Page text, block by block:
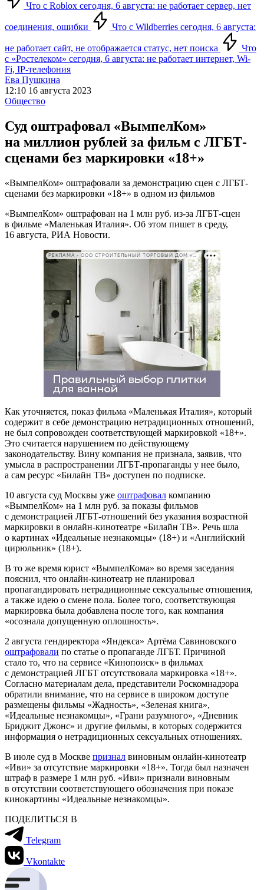
Что с Roblox сегодня, 6 августа: не работает сервер, нет
соединения, ошибки Что с Wildberries сегодня, 6 августа:
не работает сайт, не отображается статус, нет поиска
Что
с «Ростелеком» сегодня, 6 августа: не работает интернет, Wi-
Fi, IP-телефония
Ева Пушкина
12:10 16 августа 2023
Общество
Суд оштрафовал «ВымпелКом»
на миллион рублей за фильм с ЛГБТ-
сценами без маркировки «18+»
«ВымпелКом» оштрафовали за демонстрацию сцен с ЛГБТ-
сценами без маркировки «18+» в одном из фильмов
«ВымпелКом» оштрафован на 1 млн руб. из-за ЛГБТ-сцен
в фильме «Маленькая Италия». Об этом пишет в среду,
16 августа, РИА Новости.
РЕКЛАМА • ООО СТРОИТЕЛЬНЫЙ ТОРГОВЫЙ ДОМ «ПЕТРОВИЧ». ИНН: 7802348846
Как уточняется, показ фильма «Маленькая Италия», который
содержит в себе демонстрацию нетрадиционных отношений,
не был сопровожден соответствующей маркировкой «18+».
Это считается нарушением по действующему
законодательству. Вину компания не признала, заявив, что
умысла в распространении ЛГБТ-пропаганды у нее было,
а сам ресурс «Билайн ТВ» доступен по подписке.
10 августа суд Москвы уже оштрафовал компанию
«ВымпелКом» на 1 млн руб. за показы фильмов
с демонстрацией ЛГБТ-отношений без указания возрастной
маркировки в онлайн-кинотеатре «Билайн ТВ». Речь шла
о картинах «Идеальные незнакомцы» (18+) и «Английский
цирюльник» (18+).
В то же время юрист «ВымпелКома» во время заседания
пояснил, что онлайн-кинотеатр не планировал
пропагандировать нетрадиционные сексуальные отношения,
а также идею о смене пола. Более того, соответствующая
маркировка была добавлена после того, как компания
«осознала допущенную оплошность».
2 августа гендиректора «Яндекса» Артёма Савиновского
оштрафовали по статье о пропаганде ЛГБТ. Причиной
стало то, что на сервисе «Кинопоиск» в фильмах
с демонстрацией ЛГБТ отсутствовала маркировка «18+».
Согласно материалам дела, представители Роскомнадзора
обратили внимание, что на сервисе в широком доступе
размещены фильмы «Жадность», «Зеленая книга»,
«Идеальные незнакомцы», «Грани разумного», «Дневник
Бриджит Джонс» и другие фильмы, в которых содержится
информация о нетрадиционных сексуальных отношениях.
В июле суд в Москве признал виновным онлайн-кинотеатр
«Иви» за отсутствие маркировки «18+». Тогда был назначен
штраф в размере 1 млн руб. «Иви» признали виновным
в отсутствии соответствующего обозначения при показе
кинокартины «Идеальные незнакомцы».
ПОДЕЛИТЬСЯ В
Telegram
Vkontakte